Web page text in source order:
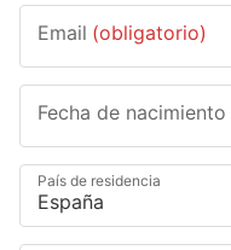
Email (obligatorio)
Fecha de nacimiento
País de residencia